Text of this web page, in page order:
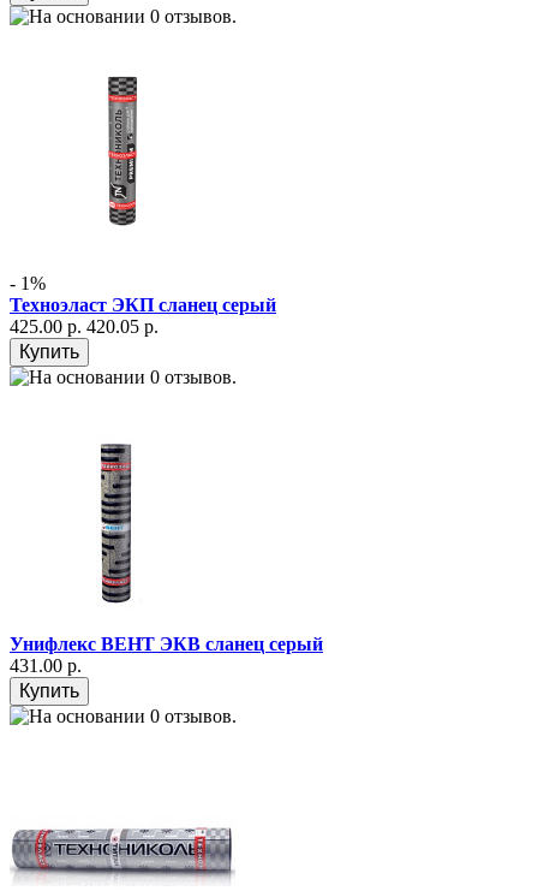
- 1%
Техноэласт ЭКП сланец серый
425.00 р. 420.05 р.
Унифлекс ВЕНТ ЭКВ сланец серый
431.00 р.